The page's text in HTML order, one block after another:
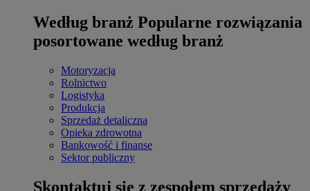
Według branż Popularne rozwiązania
posortowane według branż
Motoryzacja
Rolnictwo
Logistyka
Produkcja
Sprzedaż detaliczna
Opieka zdrowotna
Bankowość i finanse
Sektor publiczny
Skontaktuj się z zespołem sprzedaży